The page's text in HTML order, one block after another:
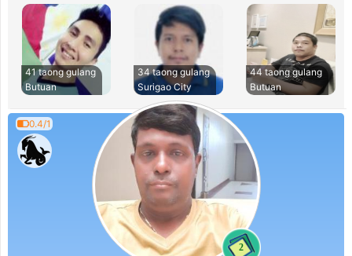
41 taong gulang
Butuan
34 taong gulang
Surigao City
44 taong gulang
Butuan
0.4/1
2